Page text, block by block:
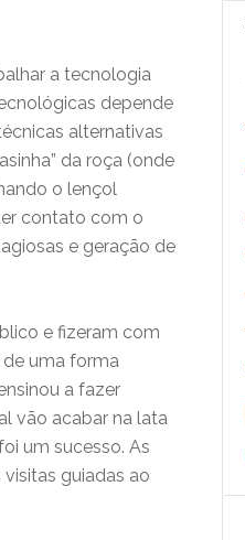
a tecnologia
depende
alternativas
da roça (onde
o lençol
contato com o
e geração de
e fizeram com
uma forma
a fazer
vão acabar na lata
um sucesso. As
guiadas ao